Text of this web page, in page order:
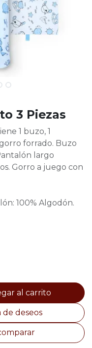
3 Piezas
1 buzo, 1
forrado. Buzo
largo
Gorro a juego con
100% Algodón.
al carrito
de deseos